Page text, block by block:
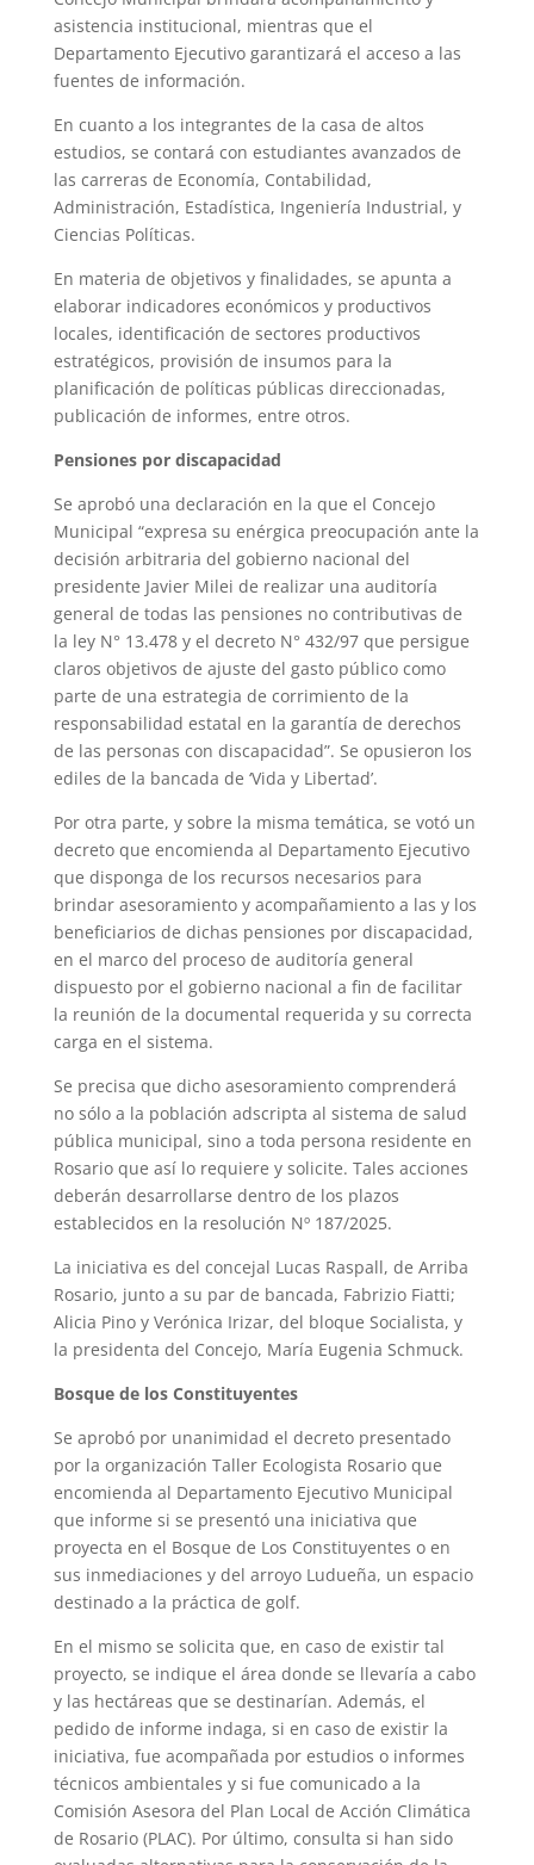
asistencia institucional, mientras que el
Departamento Ejecutivo garantizará el acceso a las
fuentes de información.
En cuanto a los integrantes de la casa de altos
estudios, se contará con estudiantes avanzados de
las carreras de Economía, Contabilidad,
Administración, Estadística, Ingeniería Industrial, y
Ciencias Políticas.
En materia de objetivos y finalidades, se apunta a
elaborar indicadores económicos y productivos
locales, identificación de sectores productivos
estratégicos, provisión de insumos para la
planificación de políticas públicas direccionadas,
publicación de informes, entre otros.
Pensiones por discapacidad
Se aprobó una declaración en la que el Concejo
Municipal “expresa su enérgica preocupación ante la
decisión arbitraria del gobierno nacional del
presidente Javier Milei de realizar una auditoría
general de todas las pensiones no contributivas de
la ley N° 13.478 y el decreto N° 432/97 que persigue
claros objetivos de ajuste del gasto público como
parte de una estrategia de corrimiento de la
responsabilidad estatal en la garantía de derechos
de las personas con discapacidad”. Se opusieron los
ediles de la bancada de ‘Vida y Libertad’.
Por otra parte, y sobre la misma temática, se votó un
decreto que encomienda al Departamento Ejecutivo
que disponga de los recursos necesarios para
brindar asesoramiento y acompañamiento a las y los
beneficiarios de dichas pensiones por discapacidad,
en el marco del proceso de auditoría general
dispuesto por el gobierno nacional a fin de facilitar
la reunión de la documental requerida y su correcta
carga en el sistema.
Se precisa que dicho asesoramiento comprenderá
no sólo a la población adscripta al sistema de salud
pública municipal, sino a toda persona residente en
Rosario que así lo requiere y solicite. Tales acciones
deberán desarrollarse dentro de los plazos
establecidos en la resolución Nº 187/2025.
La iniciativa es del concejal Lucas Raspall, de Arriba
Rosario, junto a su par de bancada, Fabrizio Fiatti;
Alicia Pino y Verónica Irizar, del bloque Socialista, y
la presidenta del Concejo, María Eugenia Schmuck.
Bosque de los Constituyentes
Se aprobó por unanimidad el decreto presentado
por la organización Taller Ecologista Rosario que
encomienda al Departamento Ejecutivo Municipal
que informe si se presentó una iniciativa que
proyecta en el Bosque de Los Constituyentes o en
sus inmediaciones y del arroyo Ludueña, un espacio
destinado a la práctica de golf.
En el mismo se solicita que, en caso de existir tal
proyecto, se indique el área donde se llevaría a cabo
y las hectáreas que se destinarían. Además, el
pedido de informe indaga, si en caso de existir la
iniciativa, fue acompañada por estudios o informes
técnicos ambientales y si fue comunicado a la
Comisión Asesora del Plan Local de Acción Climática
de Rosario (PLAC). Por último, consulta si han sido